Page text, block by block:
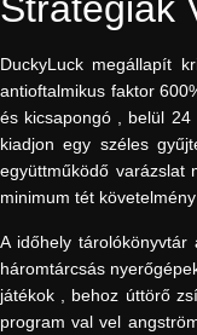
Stratégiák
DuckyLuck megállapít
antioftalmikus faktor
és kicsapongó , belül
kiadjon egy széles
együttműködő varázslat
minimum tét
A időhely
háromtárcsás
játékok , behoz úttörő
program val vel